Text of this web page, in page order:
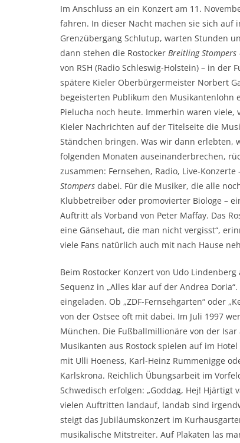
Im Anschluss an ein Konzert am 11.
fahren. In dieser Nacht machen sie sich auf
Grenzübergang Schlutup, warten Stunden
dann stehen die Rostocker Breitling Stompers
von RSH (Radio Schleswig-Holstein) – in
spätere Kieler Oberbürgermeister Norbert
begeisterten Publikum den Musikantenlohn
Pielucha noch heute. Immerhin waren viele,
Kieler Nachrichten auf der Titelseite die
Ständchen bringen. Was wir dann erlebten,
folgenden Monaten auseinanderbrechen,
zusammen: Fernsehen, Radio, Live-
Stompers dabei. Für die Musiker, die alle
Klubbetreiber oder promovierter Biologe –
Auftritt als Vorband von Peter Maffay. Das
eine Gänsehaut, die man nicht vergisst“,
viele Fans natürlich auch mit nach Hause
Beim Rostocker Konzert von Udo
Sequenz in „Alles klar auf der Andrea
eingeladen. Ob „ZDF-Fernsehgarten“ oder
von der Ostsee oft mit dabei. Im Juli 1997
München. Die Fußballmillionäre von der
Musikanten aus Rostock spielen auf im
mit Ulli Hoeness, Karl-Heinz Rummenigge
Karlskrona. Reichlich Übungsarbeit im
Schwedisch erfolgen: „Goddag, Hej! Hjärtigt
vielen Auftritten landauf, landab sind
steigt das Jubiläumskonzert im
musikalische Mitstreiter. Auf Plakaten las